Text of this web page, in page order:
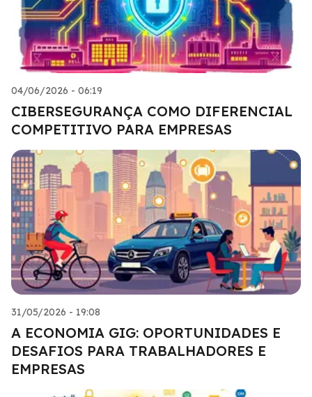
04/06/2026 - 06:19
CIBERSEGURANÇA COMO DIFERENCIAL
COMPETITIVO PARA EMPRESAS
31/05/2026 - 19:08
A ECONOMIA GIG: OPORTUNIDADES E
DESAFIOS PARA TRABALHADORES E
EMPRESAS